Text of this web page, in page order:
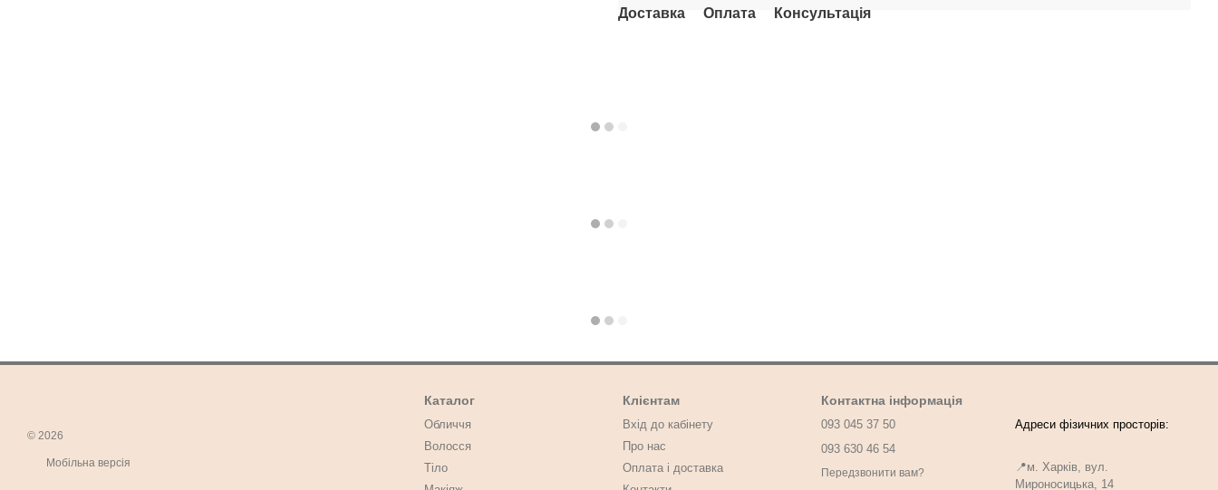
Доставка Оплата Консультація
© 2026
Мобільна версія
Каталог
Обличчя
Волосся
Тіло
Клієнтам
Вхід до кабінету
Про нас
Оплата і доставка
Контактна інформація
093 045 37 50
093 630 46 54
Передзвонити вам?
📍м. Харків, вул.
Мироносицька, 14